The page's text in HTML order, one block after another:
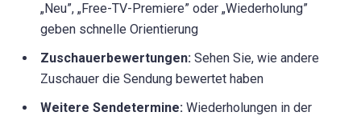
„Neu”, „Free-TV-Premiere” oder „Wiederholung”
geben schnelle Orientierung
Zuschauerbewertungen: Sehen Sie, wie andere
Zuschauer die Sendung bewertet haben
Weitere Sendetermine: Wiederholungen in der